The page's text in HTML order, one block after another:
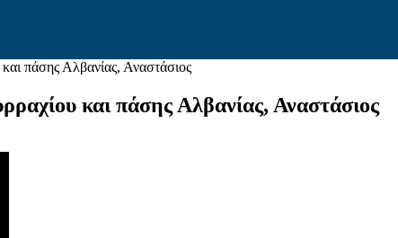
πάσης Αλβανίας, Αναστάσιος
και πάσης Αλβανίας, Αναστάσιος